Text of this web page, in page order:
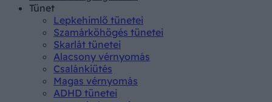
Tünet
Lepkehimlő tünetei
Szamárköhögés tünetei
Skarlát tünetei
Alacsony vérnyomás
Csalánkiütés
Magas vérnyomás
ADHD tünetei